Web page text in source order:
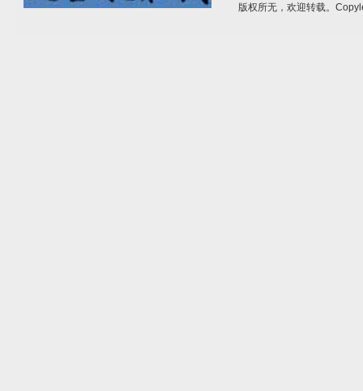
版权所无，欢迎转载。